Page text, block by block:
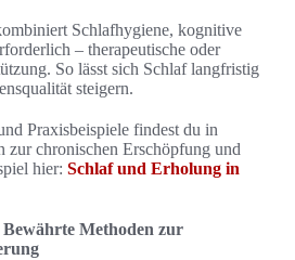
Schlafhygiene, kognitive
– therapeutische oder
So lässt sich Schlaf langfristig
steigern.
Praxisbeispiele findest du in
zur chronischen Erschöpfung und
hier: Schlaf und Erholung in
Methoden zur